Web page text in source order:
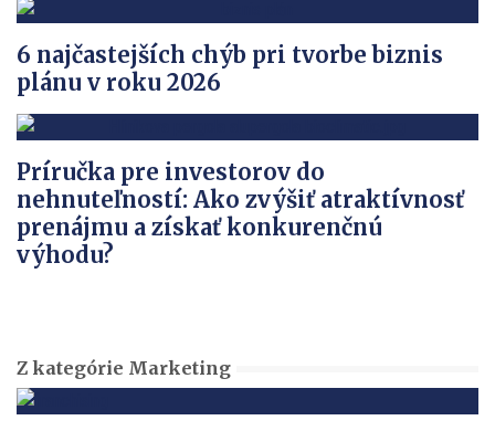
6 najčastejších chýb pri tvorbe biznis
plánu v roku 2026
Príručka pre investorov do
nehnuteľností: Ako zvýšiť atraktívnosť
prenájmu a získať konkurenčnú
výhodu?
Z kategórie Marketing